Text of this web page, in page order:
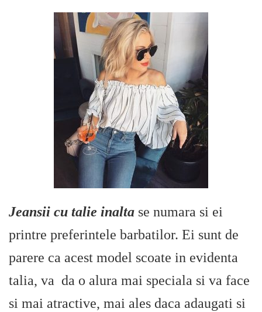
Jeansii cu talie inalta se numara si ei
printre preferintele barbatilor. Ei sunt de
parere ca acest model scoate in evidenta
talia, va da o alura mai speciala si va face
si mai atractive, mai ales daca adaugati si